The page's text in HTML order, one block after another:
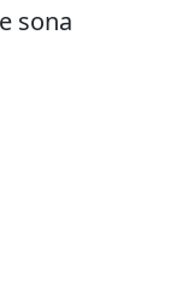
sona